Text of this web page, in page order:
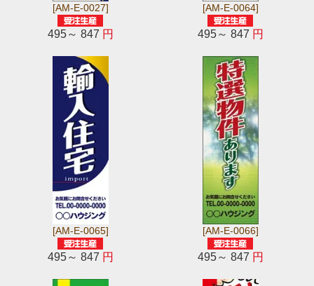
[AM-E-0027]
495～ 847 円
[AM-E-0064]
495～ 847 円
[AM-E-0065]
495～ 847 円
[AM-E-0066]
495～ 847 円